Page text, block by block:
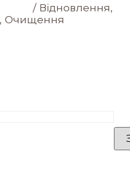
/ Відновлення,
Очищення